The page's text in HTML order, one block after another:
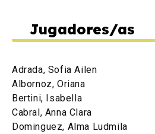
Jugadores/as
Adrada, Sofia Ailen
Albornoz, Oriana
Bertini, Isabella
Cabral, Anna Clara
Dominguez, Alma Ludmila